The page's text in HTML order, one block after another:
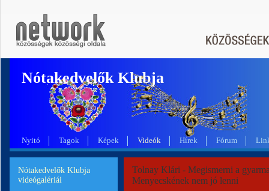
Nótakedvelők Klubja
Nyitó Tagok Képek Videók Hírek Fórum
Nótakedvelők Klubja
videógalériái
Tolnay Klári - Megismerni a
Menyecskének nem jó lenni